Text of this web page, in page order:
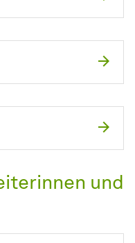
und